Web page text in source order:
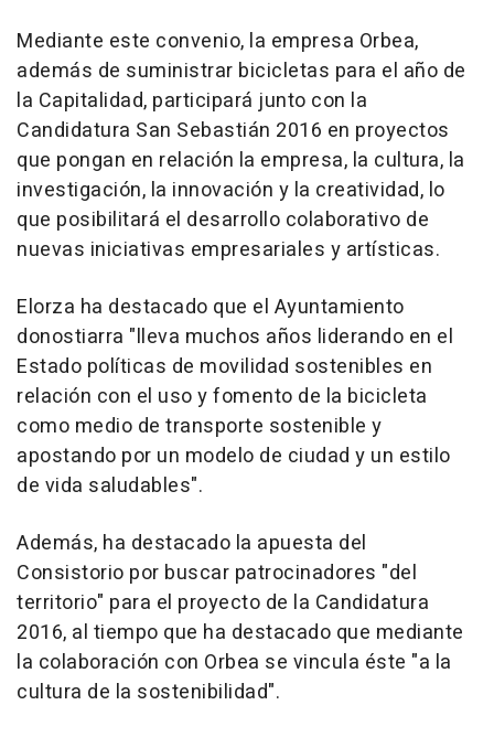
Mediante este convenio, la empresa Orbea,
además de suministrar bicicletas para el año de
la Capitalidad, participará junto con la
Candidatura San Sebastián 2016 en proyectos
que pongan en relación la empresa, la cultura, la
investigación, la innovación y la creatividad, lo
que posibilitará el desarrollo colaborativo de
nuevas iniciativas empresariales y artísticas.
Elorza ha destacado que el Ayuntamiento
donostiarra "lleva muchos años liderando en el
Estado políticas de movilidad sostenibles en
relación con el uso y fomento de la bicicleta
como medio de transporte sostenible y
apostando por un modelo de ciudad y un estilo
de vida saludables".
Además, ha destacado la apuesta del
Consistorio por buscar patrocinadores "del
territorio" para el proyecto de la Candidatura
2016, al tiempo que ha destacado que mediante
la colaboración con Orbea se vincula éste "a la
cultura de la sostenibilidad".